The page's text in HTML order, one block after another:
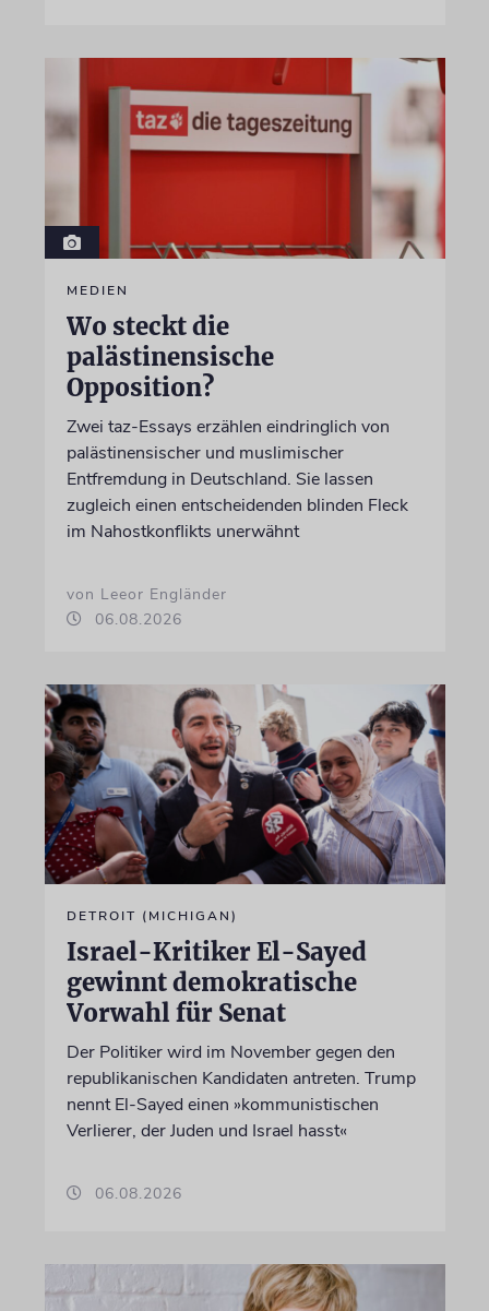
MEDIEN
Wo steckt die
palästinensische
Opposition?
Zwei taz-Essays erzählen eindringlich von
palästinensischer und muslimischer
Entfremdung in Deutschland. Sie lassen
zugleich einen entscheidenden blinden Fleck
im Nahostkonflikts unerwähnt
von Leeor Engländer
06.08.2026
DETROIT (MICHIGAN)
Israel-Kritiker El-Sayed
gewinnt demokratische
Vorwahl für Senat
Der Politiker wird im November gegen den
republikanischen Kandidaten antreten. Trump
nennt El-Sayed einen »kommunistischen
Verlierer, der Juden und Israel hasst«
06.08.2026